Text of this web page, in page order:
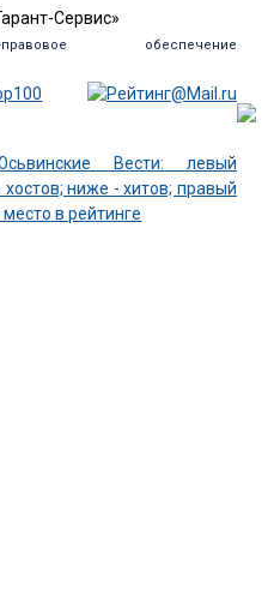
Сервис»
правовое обеспечение